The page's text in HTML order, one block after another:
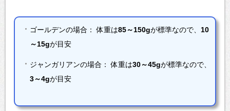
ゴールデンの場合： 体重は85～150gが標準なので、 10
～15gが目安
ジャンガリアンの場合： 体重は30～45gが標準なので、
3～4gが目安